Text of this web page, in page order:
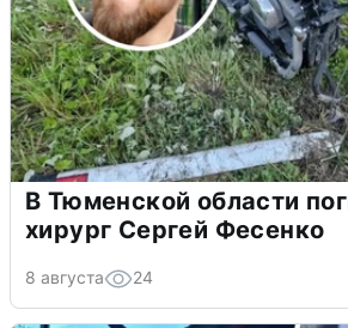
В Тюменской области
хирург Сергей Фесенко
8 августа 24